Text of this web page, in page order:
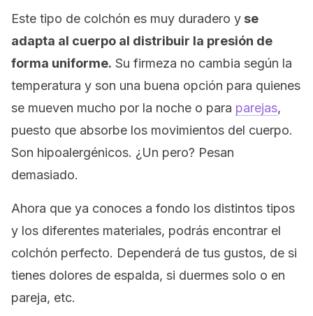
Este tipo de colchón es muy duradero y se
adapta al cuerpo al distribuir la presión de
forma uniforme. Su firmeza no cambia según la
temperatura y son una buena opción para quienes
se mueven mucho por la noche o para parejas,
puesto que absorbe los movimientos del cuerpo.
Son hipoalergénicos. ¿Un pero? Pesan
demasiado.
Ahora que ya conoces a fondo los distintos tipos
y los diferentes materiales, podrás encontrar el
colchón perfecto. Dependerá de tus gustos, de si
tienes dolores de espalda, si duermes solo o en
pareja, etc.